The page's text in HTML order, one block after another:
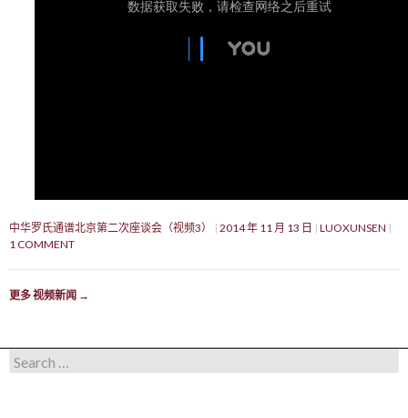
中华罗氏通谱北京第二次座谈会（视频3） 2014 年 11 月 13 日
LUOXUNSEN
1 COMMENT
更多 视频新闻 →
Search for: